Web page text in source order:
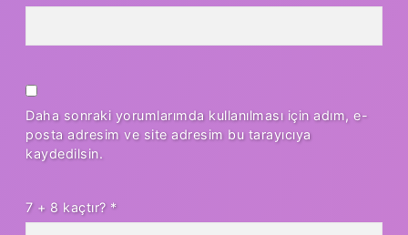
Daha sonraki yorumlarımda kullanılması için adım, e-
posta adresim ve site adresim bu tarayıcıya
kaydedilsin.
7 + 8 kaçtır? *